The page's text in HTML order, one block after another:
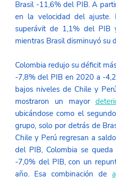
Brasil -11,6% del PIB. A
en la velocidad del
superávit de 1,1% del PIB
mientras Brasil disminuyó su
Colombia redujo su déficit
-7,8% del PIB en 2020 a -
bajos niveles de Chile y
mostraron un mayor
ubicándose como el
grupo, solo por detrás de
Chile y Perú regresan a
del PIB, Colombia se
-7,0% del PIB, con un
año. Esa combinación de